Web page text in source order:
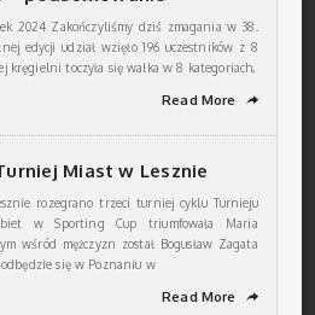
2024 Zakończyliśmy dziś zmagania w 38.
edycji udział wzięło 196 uczestników z 8
kręgielni toczyła się walka w 8 kategoriach,
Read More ➦
Miast w Lesznie
rozegrano trzeci turniej cyklu Turnieju
w Sporting Cup triumfowała Maria
wśród mężczyzn został Bogusław Zagata
się w Poznaniu w
Read More ➦